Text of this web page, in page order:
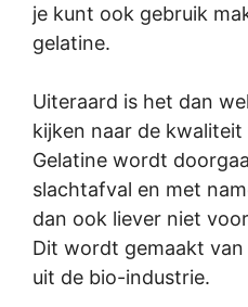
je kunt ook gebruik
gelatine.
Uiteraard is het dan
kijken naar de kwaliteit
Gelatine wordt
slachtafval en met
dan ook liever niet voor
Dit wordt gemaakt
uit de bio-industrie.